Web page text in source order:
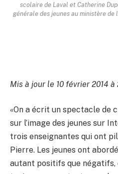
scolaire de Laval et Catherine
générale des jeunes au ministère de
Mis à jour le 10 février 2014 à
«On a écrit un spectacle de
sur l’image des jeunes sur
trois enseignantes qui ont
Pierre. Les jeunes ont
autant positifs que négatifs,